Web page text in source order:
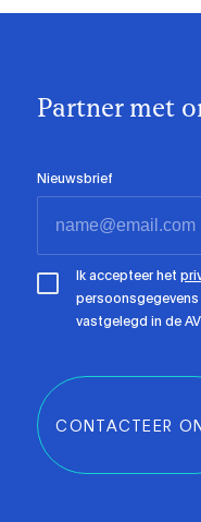
Partner met
Nieuwsbrief
Ik accepteer het
vastgelegd in de
CONTACTEER